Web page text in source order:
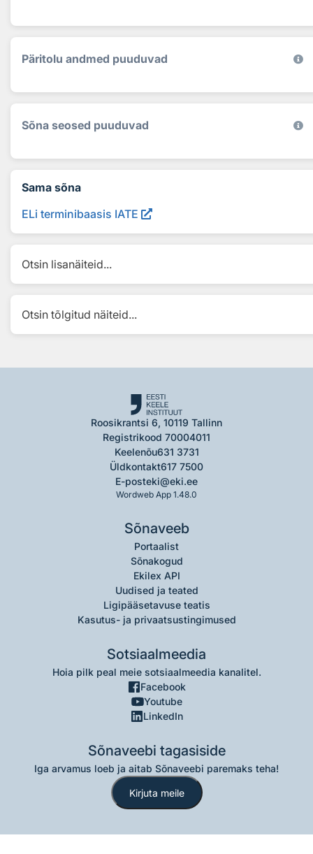
Päritolu andmed puuduvad
Sõna seosed puuduvad
Sama sõna
ELi terminibaasis IATE
Otsin lisanäiteid...
Otsin tõlgitud näiteid...
Roosikrantsi 6, 10119 Tallinn
Registrikood 70004011
Keelenõu631 3731
Üldkontakt617 7500
E-posteki@eki.ee
Wordweb App 1.48.0
Sõnaveeb
Portaalist
Sõnakogud
Ekilex API
Uudised ja teated
Ligipääsetavuse teatis
Kasutus- ja privaatsustingimused
Sotsiaalmeedia
Hoia pilk peal meie sotsiaalmeedia kanalitel.
Facebook
Youtube
LinkedIn
Sõnaveebi tagasiside
Iga arvamus loeb ja aitab Sõnaveebi paremaks teha!
Kirjuta meile